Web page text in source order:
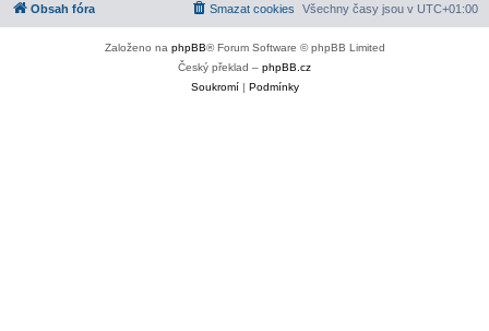
Obsah fóra Všechny časy jsou v UTC+01:00
Smazat cookies
Založeno na phpBB® Forum Software © phpBB Limited
Český překlad – phpBB.cz
Soukromí| Podmínky